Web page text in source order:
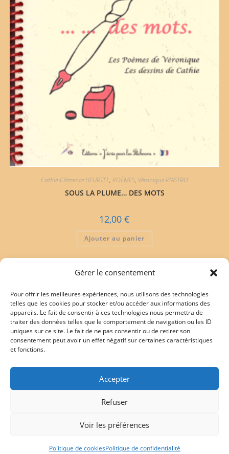
Gérer le consentement
Pour offrir les meilleures expériences, nous utilisons des technologies
telles que les cookies pour stocker et/ou accéder aux informations des
appareils. Le fait de consentir à ces technologies nous permettra de
traiter des données telles que le comportement de navigation ou les ID
uniques sur ce site. Le fait de ne pas consentir ou de retirer son
consentement peut avoir un effet négatif sur certaines caractéristiques
et fonctions.
Accepter
Refuser
Voir les préférences
Politique de cookiesPolitique de confidentialité
Cathie-Clémence HEURTEL, POÈMES, Véronique PIASTRO
SOUS LA PLUME… DES MOTS
12,00 €
Ajouter au panier
Mentions légales
Politique de cookies (UE)
Copyright 2026 - J'écris pour les Pitchouns - N° Siret : 479 817 884 00022 -
49300 CHOLET